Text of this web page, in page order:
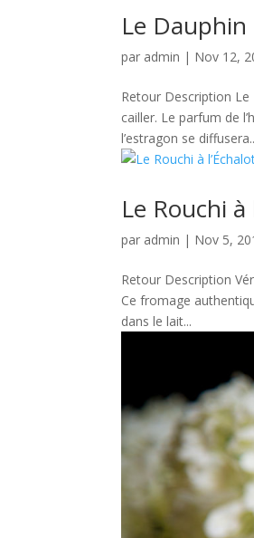
Le Dauphin
par admin | Nov 12,
Retour Description Le
cailler. Le parfum de
l’estragon se
Le Rouchi à
par admin | Nov 5,
Retour Description
Ce fromage
dans le lait...